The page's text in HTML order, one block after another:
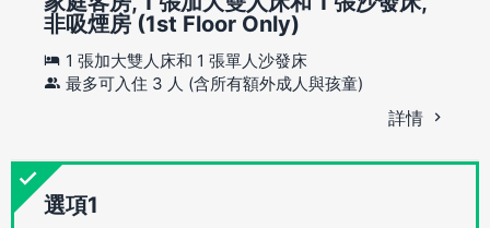
非吸煙房 (1st Floor Only)
1 張加大雙人床和 1 張單人沙發床
最多可入住 3 人 (含所有額外成人與孩童)
詳情
選項